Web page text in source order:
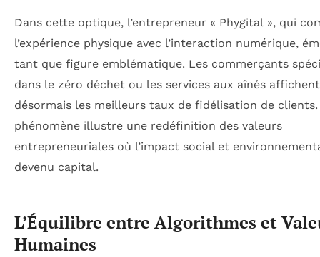
Dans cette optique, l’entrepreneur « Phygital », qui
l’expérience physique avec l’interaction numérique,
tant que figure emblématique. Les commerçants
dans le zéro déchet ou les services aux aînés affichent
désormais les meilleurs taux de fidélisation de clients.
phénomène illustre une redéfinition des valeurs
entrepreneuriales où l’impact social et
devenu capital.
L’Équilibre entre Algorithmes et
Humaines